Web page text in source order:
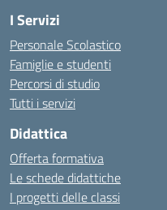
I Servizi
Personale Scolastico
Famiglie e studenti
Percorsi di studio
Tutti i servizi
Didattica
Offerta formativa
Le schede didattiche
I progetti delle classi